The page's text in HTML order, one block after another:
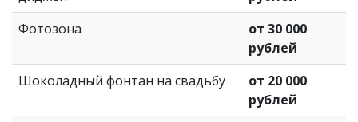
Фотозона
от 30 000
рублей
Шоколадный фонтан на свадьбу
от 20 000
рублей